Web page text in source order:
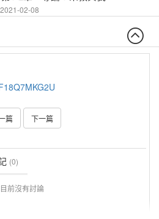
02-08
篇 下一篇
(0)
目前沒有討論